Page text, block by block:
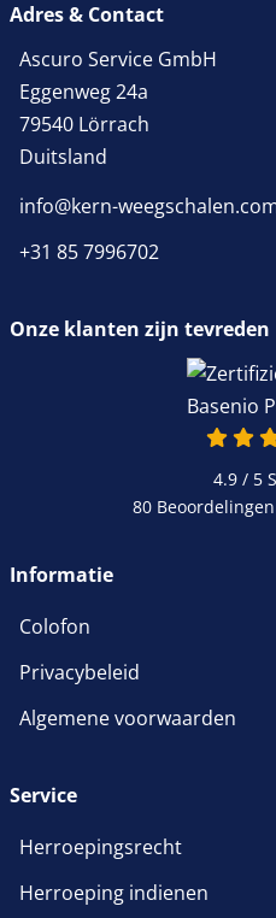
Adres & Contact
Ascuro Service GmbH
Eggenweg 24a
79540 Lörrach
Duitsland
info@kern-
+31 85 7996702
Onze klanten zijn tevreden
4.9 / 5
80
Informatie
Colofon
Privacybeleid
Algemene voorwaarden
Service
Herroepingsrecht
Herroeping indienen